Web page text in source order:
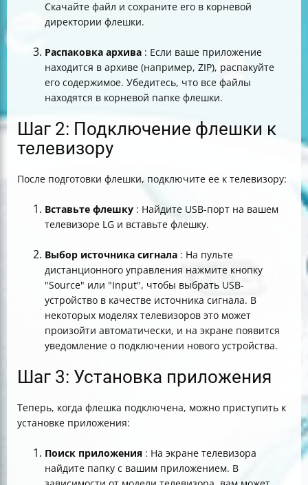
Скачайте файл и сохраните его в корневой
директории флешки.
Распаковка архива : Если ваше приложение
находится в архиве (например, ZIP), распакуйте
его содержимое. Убедитесь, что все файлы
находятся в корневой папке флешки.
Шаг 2: Подключение флешки к
телевизору
После подготовки флешки, подключите ее к телевизору:
Вставьте флешку : Найдите USB-порт на вашем
телевизоре LG и вставьте флешку.
Выбор источника сигнала : На пульте
дистанционного управления нажмите кнопку
"Source" или "Input", чтобы выбрать USB-
устройство в качестве источника сигнала. В
некоторых моделях телевизоров это может
произойти автоматически, и на экране появится
уведомление о подключении нового устройства.
Шаг 3: Установка приложения
Теперь, когда флешка подключена, можно приступить к
установке приложения:
Поиск приложения : На экране телевизора
найдите папку с вашим приложением. В